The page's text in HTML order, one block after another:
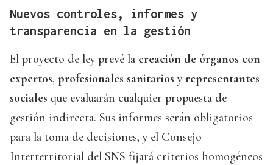
Nuevos controles, informes y
transparencia en la gestión
El proyecto de ley prevé la creación de órganos con
expertos, profesionales sanitarios yrepresentantes
sociales que evaluarán cualquier propuesta de
gestión indirecta. Sus informes serán obligatorios
para la toma de decisiones, y el Consejo
Interterritorial del SNS fijará criterios homogéneos